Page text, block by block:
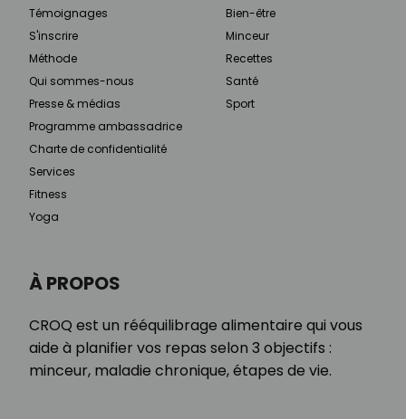
À PROPOS
CROQ est un rééquilibrage alimentaire qui vous
aide à planifier vos repas selon 3 objectifs :
minceur, maladie chronique, étapes de vie.
Témoignages
S'inscrire
Méthode
Qui sommes-nous
Presse & médias
Programme ambassadrice
Charte de confidentialité
Services
Fitness
Yoga
Bien-être
Minceur
Recettes
Santé
Sport